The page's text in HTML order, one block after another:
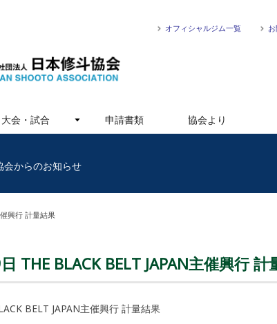
オフィシャルジム一覧
大会・試合 申請書類 協会より
会からのお知らせ
興行 計量結果
THE BLACK BELT JAPAN主催興行 計
BELT JAPAN主催興行 計量結果